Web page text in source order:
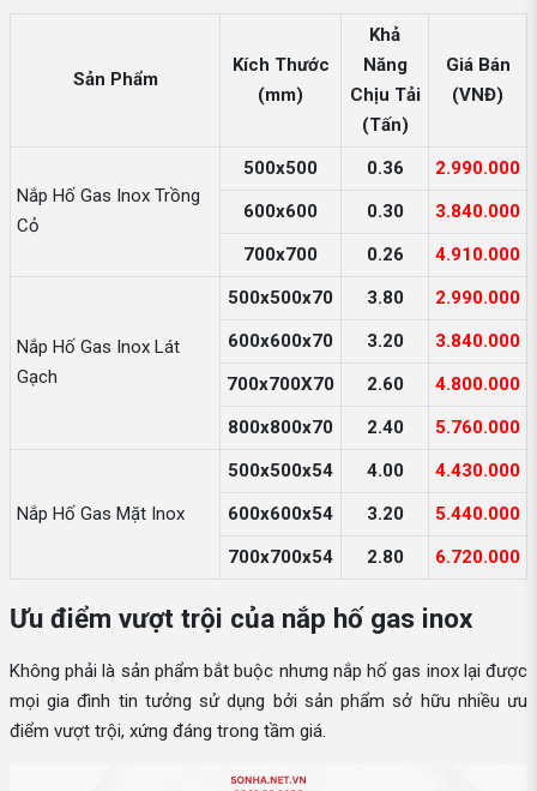
Sản Phẩm
Kích Thước
(mm)
Khả
Năng
Chịu Tải
(Tấn)
Giá Bán
(VNĐ)
Nắp Hố Gas Inox Trồng
Cỏ
500x500 0.36
2.990.000
600x600
0.30
3.840.000
700x700
0.26 4.910.000
Nắp Hố Gas Inox Lát
Gạch
500x500x70 3.80
2.990.000
600x600x70
3.20
3.840.000
700x700X70
2.60
4.800.000
800x800x70
2.40 5.760.000
Nắp Hố Gas Mặt Inox
500x500x54 4.00
4.430.000
600x600x54
3.20
5.440.000
700x700x54
2.80 6.720.000
Ưu điểm vượt trội của nắp hố gas inox
Không phải là sản phẩm bắt buộc nhưng nắp hố gas inox lại được
mọi gia đình tin tưởng sử dụng bởi sản phẩm sở hữu nhiều ưu
điểm vượt trội, xứng đáng trong tầm giá.